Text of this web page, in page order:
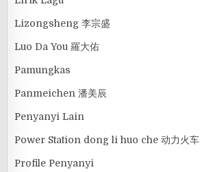
Lizongsheng 李宗盛
Luo Da You 羅大佑
Pamungkas
Panmeichen 潘美辰
Penyanyi Lain
Power Station dong li huo che 动力火车
Profile Penyanyi